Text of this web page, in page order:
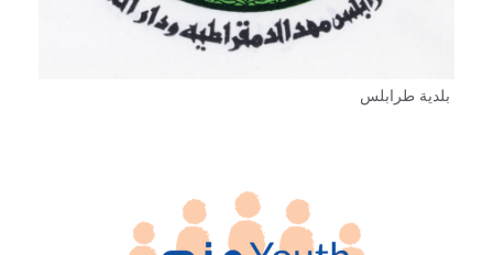
بلدية طرابلس